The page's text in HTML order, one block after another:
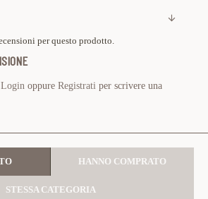
per questo prodotto.
Login oppure Registrati per scrivere una
HANNO COMPRATO
STESSA CATEGORIA